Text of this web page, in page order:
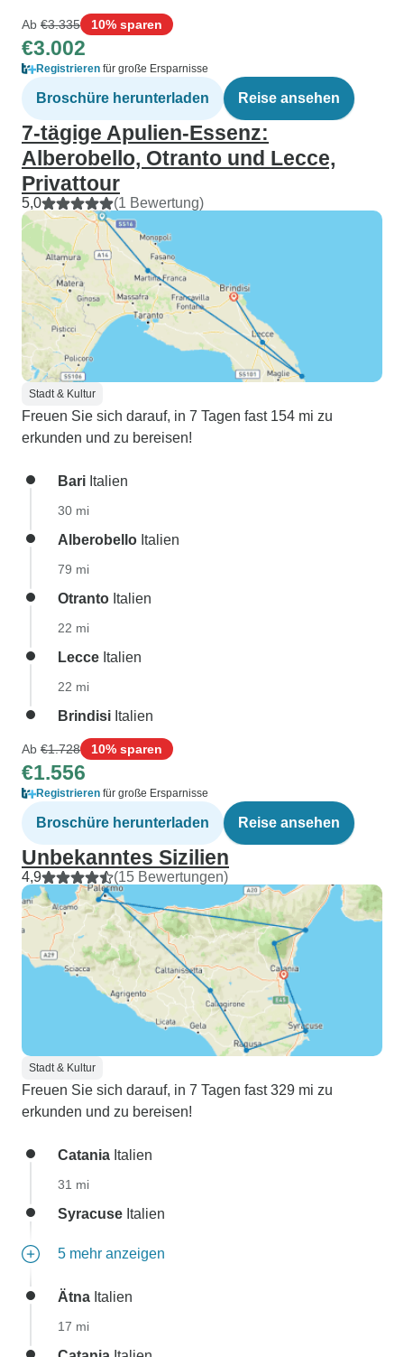
Ab €3.335 10% sparen
€3.002
Registrieren für große Ersparnisse
Broschüre herunterladen Reise ansehen
7-tägige Apulien-Essenz:
Alberobello, Otranto und Lecce,
Privattour
5,0 (1 Bewertung)
Stadt & Kultur
Freuen Sie sich darauf, in 7 Tagen fast 154 mi zu
erkunden und zu bereisen!
Bari Italien
30 mi
Alberobello Italien
79 mi
Otranto Italien
22 mi
Lecce Italien
22 mi
Brindisi Italien
Ab €1.728 10% sparen
€1.556
Registrieren für große Ersparnisse
Broschüre herunterladen Reise ansehen
Unbekanntes Sizilien
4,9 (15 Bewertungen)
Stadt & Kultur
Freuen Sie sich darauf, in 7 Tagen fast 329 mi zu
erkunden und zu bereisen!
Catania Italien
31 mi
Syracuse Italien
5 mehr anzeigen
Ätna Italien
17 mi